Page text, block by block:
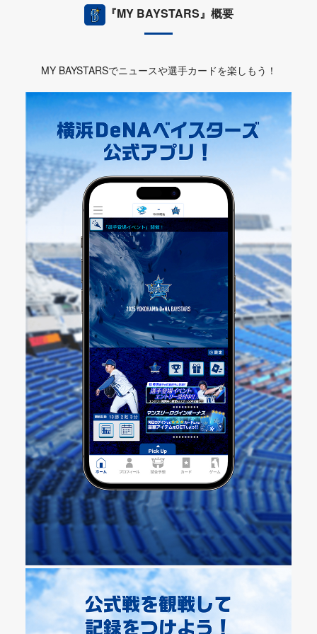
『MY BAYSTARS』概要
MY BAYSTARSでニュースや選手カードを楽しもう！